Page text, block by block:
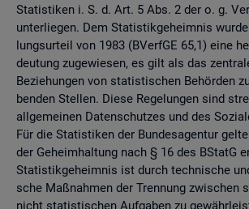
Sta­tis­ti­ken i. S. d. Art. 5 Abs. 2 der o. g.
un­ter­lie­gen. Dem Sta­tis­tik­ge­heim­nis
lungs­ur­teil von 1983 (BVerf­GE 65,1) eine
deu­tung zu­ge­wie­sen, es gilt als das
Be­zie­hun­gen von sta­tis­ti­schen Be­hör­den
ben­den Stel­len. Diese Re­ge­lun­gen sind
all­ge­mei­nen Da­ten­schut­zes und des
Für die Sta­tis­ti­ken der Bun­des­agen­tur
der Ge­heim­hal­tung nach § 16 des BStatG
Sta­tis­tik­ge­heim­nis ist durch tech­ni­sche
sche Maß­nah­men der Tren­nung zwi­schen
nicht sta­tis­ti­schen Auf­ga­ben zu